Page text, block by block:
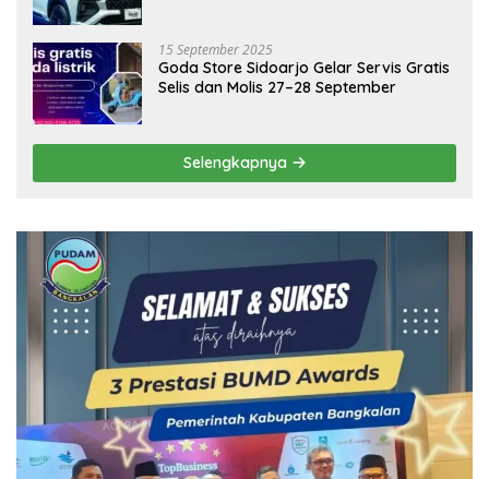
15 September 2025
Goda Store Sidoarjo Gelar Servis Gratis
Selis dan Molis 27–28 September
Selengkapnya